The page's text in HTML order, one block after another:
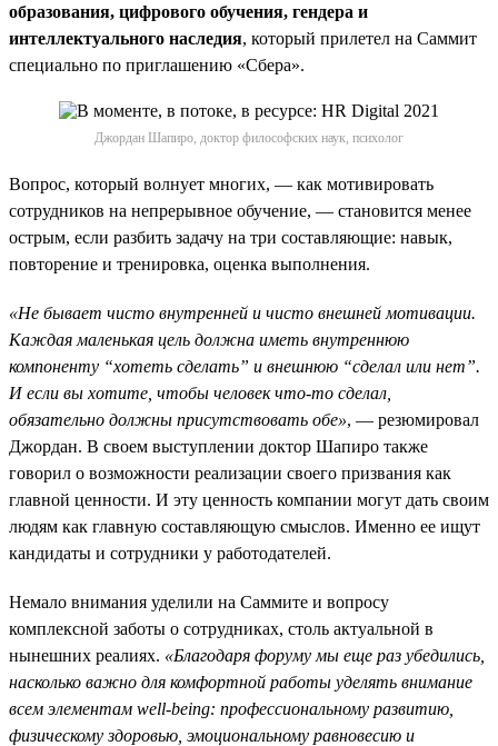
образования, цифрового обучения, гендера и
интеллектуального наследия, который прилетел на Саммит
специально по приглашению «Сбера».
Джордан Шапиро, доктор философских наук, психолог
Вопрос, который волнует многих, — как мотивировать
сотрудников на непрерывное обучение, — становится менее
острым, если разбить задачу на три составляющие: навык,
повторение и тренировка, оценка выполнения.
«Не бывает чисто внутренней и чисто внешней мотивации.
Каждая маленькая цель должна иметь внутреннюю
компоненту “хотеть сделать” и внешнюю “сделал или нет”.
И если вы хотите, чтобы человек что-то сделал,
обязательно должны присутствовать обе», — резюмировал
Джордан. В своем выступлении доктор Шапиро также
говорил о возможности реализации своего призвания как
главной ценности. И эту ценность компании могут дать своим
людям как главную составляющую смыслов. Именно ее ищут
кандидаты и сотрудники у работодателей.
Немало внимания уделили на Саммите и вопросу
комплексной заботы о сотрудниках, столь актуальной в
нынешних реалиях. «Благодаря форуму мы еще раз убедились,
насколько важно для комфортной работы уделять внимание
всем элементам well-being: профессиональному развитию,
физическому здоровью, эмоциональному равновесию и